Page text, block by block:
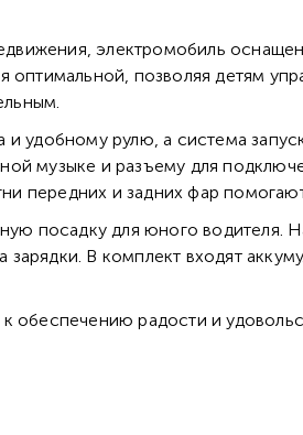
электромобиль
позволяя детям
и удобному рулю, а система
музыке и разъему для
передних и задних фар
посадку для юного водителя.
В комплект входят
обеспечению радости и